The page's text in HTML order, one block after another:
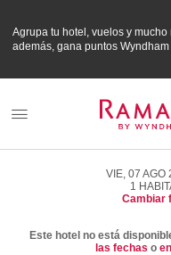
Agrupa tu hotel, vuelos y
además, gana puntos
VIE, 07 AGO
1
Cambiar
Este hotel no está
las fechas o